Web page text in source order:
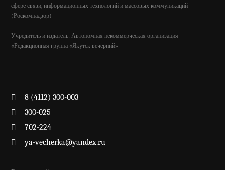
сфере связи, информационных технологий и массовых коммуникаций
(Роскомнадзор)
Учредитель и издатель: Автономная некоммерческая организация
«Редакционная группа «Якутск вечерний»
8 (4112) 300-003
300-025
702-224
ya-vecherka@yandex.ru